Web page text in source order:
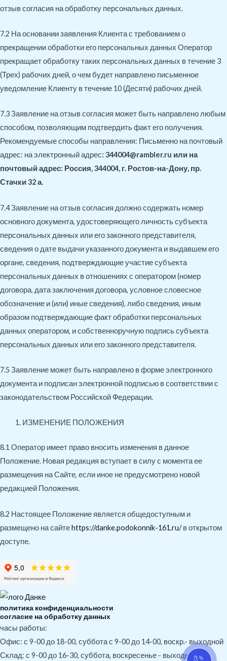
отзыв согласия на обработку персональных данных.
7.2 На основании заявления Клиента с требованием о
прекращении обработки его персональных данных Оператор
прекращает обработку таких персональных данных в течение 3
(Трех) рабочих дней, о чем будет направлено письменное
уведомление Клиенту в течение 10 (Десяти) рабочих дней.
7.3 Заявление на отзыв согласия может быть направлено любым
способом, позволяющим подтвердить факт его получения.
Рекомендуемые способы направления: Письменно на почтовый
адрес: на электронный адрес: 344004@rambler.ru или на
почтовый адрес: Россия, 344004, г. Ростов-на-Дону, пр.
Стачки 32 а.
7.4 Заявление на отзыв согласия должно содержать номер
основного документа, удостоверяющего личность субъекта
персональных данных или его законного представителя,
сведения о дате выдачи указанного документа и выдавшем его
органе, сведения, подтверждающие участие субъекта
персональных данных в отношениях с оператором (номер
договора, дата заключения договора, условное словесное
обозначение и (или) иные сведения), либо сведения, иным
образом подтверждающие факт обработки персональных
данных оператором, и собственноручную подпись субъекта
персональных данных или его законного представителя.
7.5 Заявление может быть направлено в форме электронного
документа и подписан электронной подписью в соответствии с
законодательством Российской Федерации.
ИЗМЕНЕНИЕ ПОЛОЖЕНИЯ
8.1 Оператор имеет право вносить изменения в данное
Положение. Новая редакция вступает в силу с момента ее
размещения на Сайте, если иное не предусмотрено новой
редакцией Положения.
8.2 Настоящее Положение является общедоступным и
размещено на сайтеhttps://danke.podokonnik-161.ru/в открытом
доступе.
политика конфиденциальности
согласие на обработку данных
часы работы:
Офис: с 9-00 до 18-00, суббота с 9-00 до 14-00, воскр.- выходной
Склад: с 9-00 до 16-30, суббота, воскресенье - выходной